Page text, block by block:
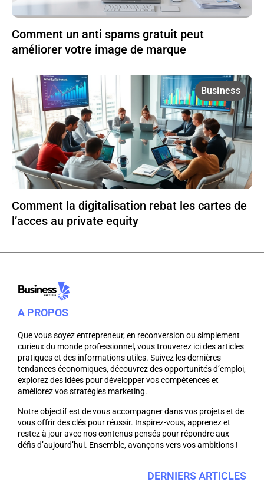
Comment un anti spams gratuit peut
améliorer votre image de marque
Business
Comment la digitalisation rebat les cartes de
l’acces au private equity
A PROPOS
Que vous soyez entrepreneur, en reconversion ou simplement
curieux du monde professionnel, vous trouverez ici des articles
pratiques et des informations utiles. Suivez les dernières
tendances économiques, découvrez des opportunités d’emploi,
explorez des idées pour développer vos compétences et
améliorez vos stratégies marketing.
Notre objectif est de vous accompagner dans vos projets et de
vous offrir des clés pour réussir. Inspirez-vous, apprenez et
restez à jour avec nos contenus pensés pour répondre aux
défis d’aujourd’hui. Ensemble, avançons vers vos ambitions !
DERNIERS ARTICLES